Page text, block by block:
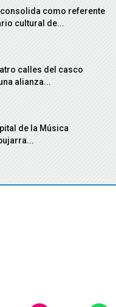
como referente
cultural de...
calles del casco
alianza...
de la Música